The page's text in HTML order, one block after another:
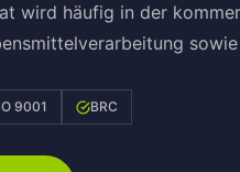
wird häufig in der
9001 BRC